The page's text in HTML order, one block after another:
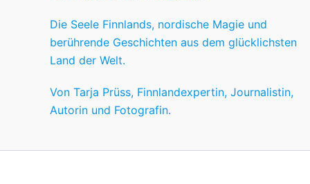
Die Seele Finnlands, nordische Magie und
berührende Geschichten aus dem glücklichsten
Land der Welt.
Von Tarja Prüss, Finnlandexpertin, Journalistin,
Autorin und Fotografin.